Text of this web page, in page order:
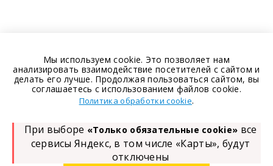
Мы используем cookie. Это позволяет нам
анализировать взаимодействие посетителей с сайтом и
делать его лучше. Продолжая пользоваться сайтом, вы
соглашаетесь с использованием файлов cookie.
Политика обработки cookie.
При выборе «Только обязательные cookie» все
сервисы Яндекс, в том числе «Карты», будут
отключены